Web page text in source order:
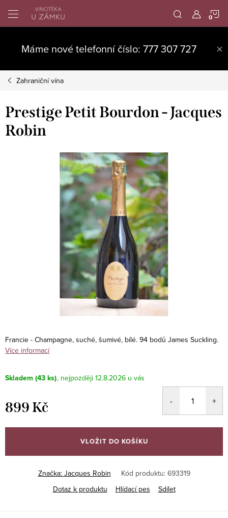
obsah
Máme nové telefonní číslo: 777 307 727
Zahraniční vína
Prestige Petit Bourdon - Jacques
Robin
Francie - Champagne, suché, šumivé, bílé. 94 bodů James Suckling.
Více informací
Skladem (43 ks) 12.8.2026
899 Kč
cena:
VLOŽIT DO KOŠÍKU
Značka: Jacques Robin Kód produktu: 693319
Dotaz k produktu
Hlídací pes Sdílet